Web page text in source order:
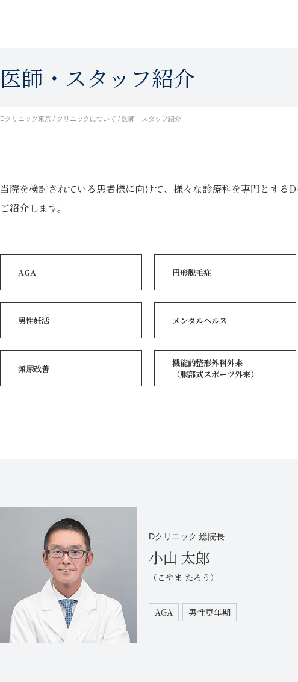
医師・スタッフ紹介
Dクリニック東京 / クリニックについて / 医師・スタッフ紹介
当院を検討されている患者様に向けて、様々な診療科を専門とす
ご紹介します。
AGA 円形脱毛症
男性妊活 メンタルヘルス
頻尿改善
機能的整形外科外来
（服部式スポーツ外来）
Dクリニック 総院長
小山 太郎
（こやま たろう）
AGA 男性更年期